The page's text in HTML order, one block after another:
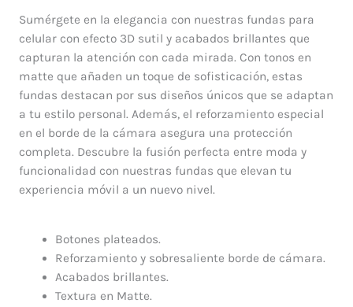
Sumérgete en la elegancia con nuestras fundas para
celular con efecto 3D sutil y acabados brillantes que
capturan la atención con cada mirada. Con tonos en
matte que añaden un toque de sofisticación, estas
fundas destacan por sus diseños únicos que se adaptan
a tu estilo personal. Además, el reforzamiento especial
en el borde de la cámara asegura una protección
completa. Descubre la fusión perfecta entre moda y
funcionalidad con nuestras fundas que elevan tu
experiencia móvil a un nuevo nivel.
Botones plateados.
Reforzamiento y sobresaliente borde de cámara.
Acabados brillantes.
Textura en Matte.